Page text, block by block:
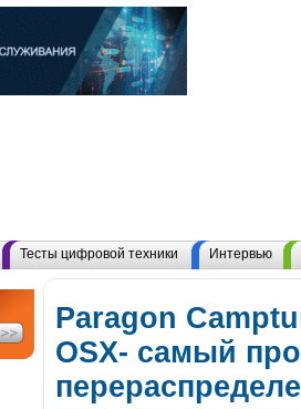
Тесты цифровой техники Интервью
Paragon
OSX- самый